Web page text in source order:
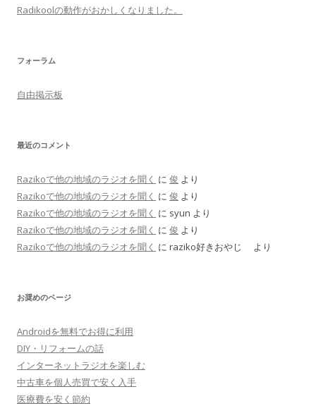
Radikoolの動作がおかしくなりました。
フォーラム
自由掲示板
最近のコメント
Razikoで他の地域のラジオを聞く に 俊 より
Razikoで他の地域のラジオを聞く に 俊 より
Razikoで他の地域のラジオを聞く に syun より
Razikoで他の地域のラジオを聞く に 俊 より
Razikoで他の地域のラジオを聞く に raziko好きおやじ より
お奨めのページ
Androidを無料でお得に利用
DIY・リフォームの話
インターネットラジオを楽しむ
中古車を個人売買で安く入手
医療費を安く節約